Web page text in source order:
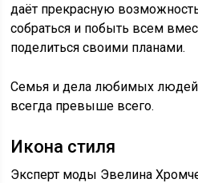
даёт прекрасную
собраться и побыть всем
поделиться своими планами.
Семья и дела любимых
всегда превыше всего.
Икона стиля
Эксперт моды Эвелина